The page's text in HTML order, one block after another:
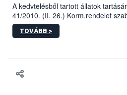
A kedvtelésből tartott állatok
41/2010. (II. 26.) Korm.rendelet
sérülés, illetve ennek veszélye
hatósági feladatokat, valamint a
TOVÁBB >